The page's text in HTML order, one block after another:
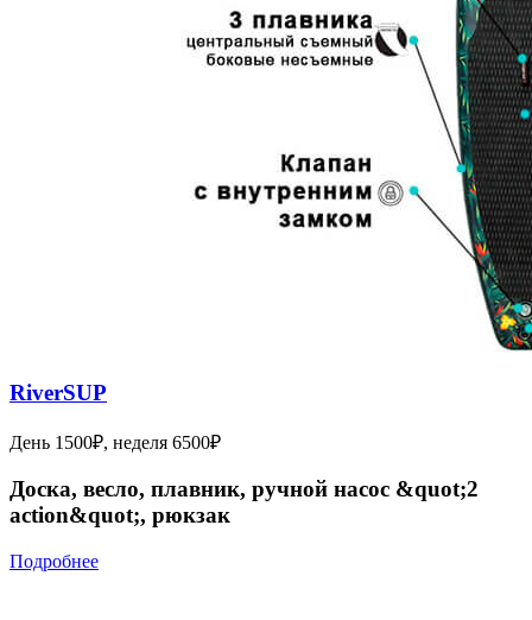
RiverSUP
День 1500₽, неделя 6500₽
Доска, весло, плавник, ручной насос &quot;2
action&quot;, рюкзак
Подробнее